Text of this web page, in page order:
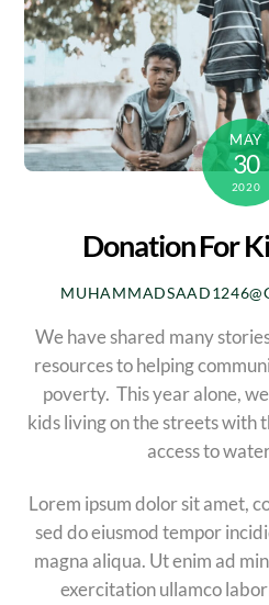
MAY
30
2020
Donation For
We have shared many
resources to helping
poverty. This year alone,
kids living on the streets with
access to
Lorem ipsum dolor sit amet,
sed do eiusmod tempor
magna aliqua. Ut enim ad
exercitation ullamco